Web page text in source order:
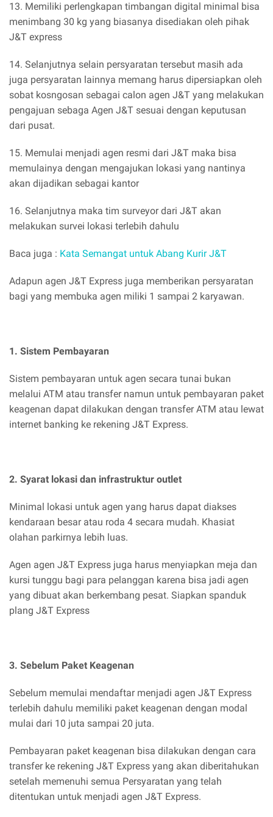
13. Memiliki perlengkapan timbangan digital minimal bisa
menimbang 30 kg yang biasanya disediakan oleh pihak
J&T express
14. Selanjutnya selain persyaratan tersebut masih ada
juga persyaratan lainnya memang harus dipersiapkan oleh
sobat kosngosan sebagai calon agen J&T yang melakukan
pengajuan sebaga Agen J&T sesuai dengan keputusan
dari pusat.
15. Memulai menjadi agen resmi dari J&T maka bisa
memulainya dengan mengajukan lokasi yang nantinya
akan dijadikan sebagai kantor
16. Selanjutnya maka tim surveyor dari J&T akan
melakukan survei lokasi terlebih dahulu
Baca juga : Kata Semangat untuk Abang Kurir J&T
Adapun agen J&T Express juga memberikan persyaratan
bagi yang membuka agen miliki 1 sampai 2 karyawan.
1. Sistem Pembayaran
Sistem pembayaran untuk agen secara tunai bukan
melalui ATM atau transfer namun untuk pembayaran paket
keagenan dapat dilakukan dengan transfer ATM atau lewat
internet banking ke rekening J&T Express.
2. Syarat lokasi dan infrastruktur outlet
Minimal lokasi untuk agen yang harus dapat diakses
kendaraan besar atau roda 4 secara mudah. Khasiat
olahan parkirnya lebih luas.
Agen agen J&T Express juga harus menyiapkan meja dan
kursi tunggu bagi para pelanggan karena bisa jadi agen
yang dibuat akan berkembang pesat. Siapkan spanduk
plang J&T Express
3. Sebelum Paket Keagenan
Sebelum memulai mendaftar menjadi agen J&T Express
terlebih dahulu memiliki paket keagenan dengan modal
mulai dari 10 juta sampai 20 juta.
Pembayaran paket keagenan bisa dilakukan dengan cara
transfer ke rekening J&T Express yang akan diberitahukan
setelah memenuhi semua Persyaratan yang telah
ditentukan untuk menjadi agen J&T Express.